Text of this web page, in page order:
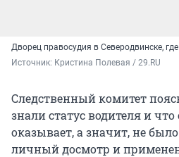
Дворец правосудия в Северодвинске,
Источник: Кристина Полевая / 29.RU
Следственный комитет
знали статус водителя и
оказывает, а значит, не
личный досмотр и